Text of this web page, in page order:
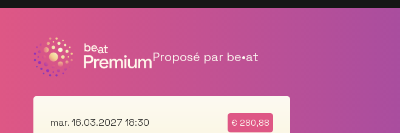
Proposé par be•at
mar. 16.03.2027 18:30 € 280,88